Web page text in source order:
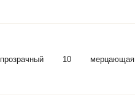
прозрачный 10 мерцающая